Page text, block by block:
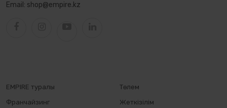
Email: shop@empire.kz
EMPIRE туралы
Франчайзинг
Төлем
Жеткізілім